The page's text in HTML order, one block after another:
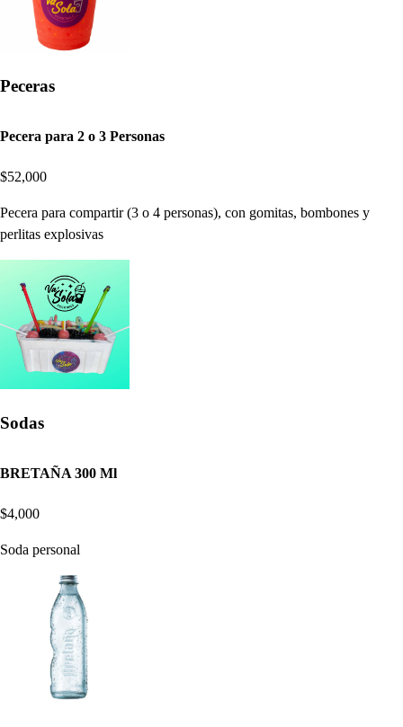
Peceras
Pecera para 2 o 3 Personas
$52,000
Pecera para compartir (3 o 4 personas), con gomitas, bombones y
perlitas explosivas
Sodas
BRETAÑA 300 Ml
$4,000
Soda personal